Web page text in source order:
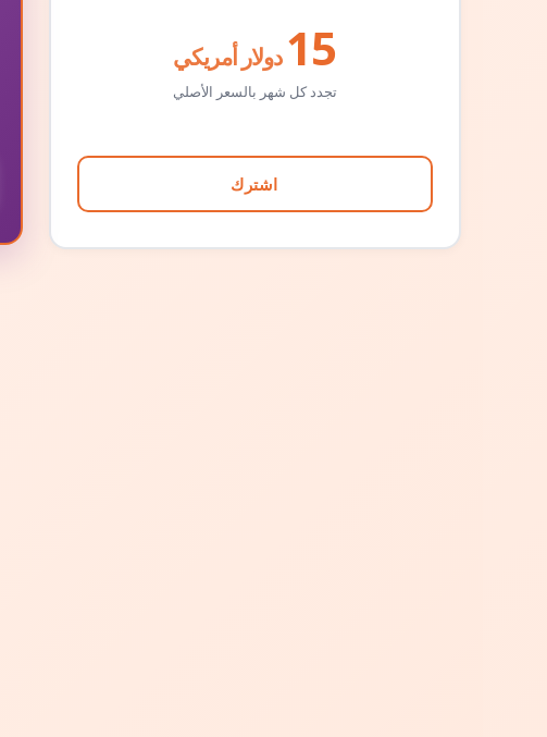
15 دولار أمريكي
تجدد كل شهر بالسعر الأصلي
اشترك